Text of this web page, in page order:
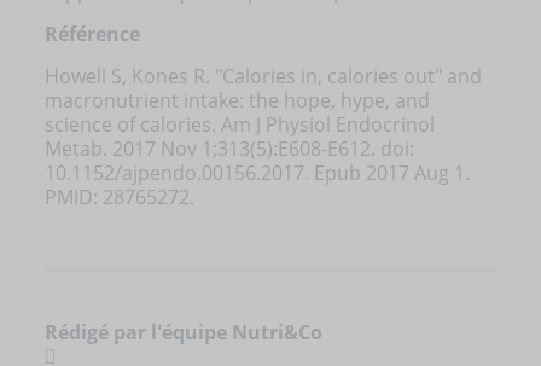
Référence
Howell S, Kones R. "Calories in, calories out" and
macronutrient intake: the hope, hype, and
science of calories. Am J Physiol Endocrinol
Metab. 2017 Nov 1;313(5):E608-E612. doi:
10.1152/ajpendo.00156.2017. Epub 2017 Aug 1.
PMID: 28765272.
Rédigé par l'équipe Nutri&Co